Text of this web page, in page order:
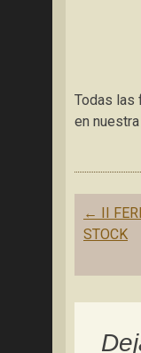
Todas las
en
de
← II
STOCK